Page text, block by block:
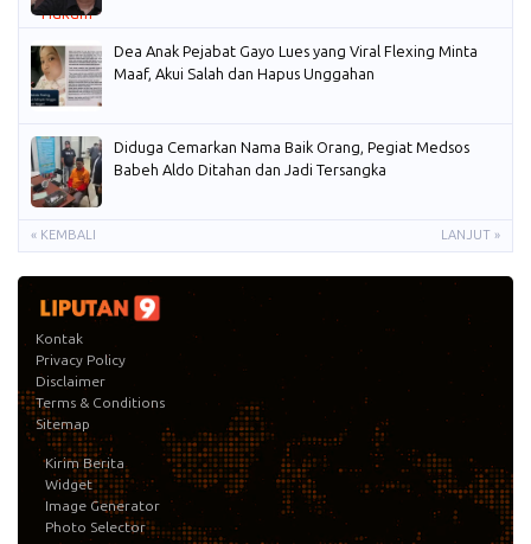
Dea Anak Pejabat Gayo Lues yang Viral Flexing Minta
Maaf, Akui Salah dan Hapus Unggahan
Diduga Cemarkan Nama Baik Orang, Pegiat Medsos
Babeh Aldo Ditahan dan Jadi Tersangka
« KEMBALI LANJUT »
Kontak
Privacy Policy
Disclaimer
Terms & Conditions
Sitemap
Kirim Berita
Widget
Image Generator
Photo Selector